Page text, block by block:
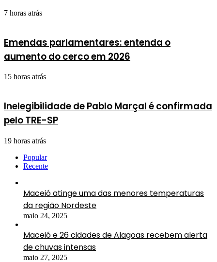
7 horas atrás
Emendas parlamentares: entenda o
aumento do cerco em 2026
15 horas atrás
Inelegibilidade de Pablo Marçal é confirmada
pelo TRE-SP
19 horas atrás
Popular
Recente
Maceió atinge uma das menores temperaturas
da região Nordeste
maio 24, 2025
Maceió e 26 cidades de Alagoas recebem alerta
de chuvas intensas
maio 27, 2025